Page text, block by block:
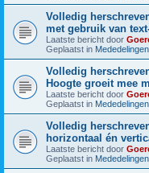
Volledig
met gebruik van
Laatste bericht door
Geplaatst in Mededelingen
Volledig
Hoogte groeit mee
Laatste bericht door
Geplaatst in Mededelingen
Volledig
horizontaal én
Laatste bericht door
Geplaatst in Mededelingen